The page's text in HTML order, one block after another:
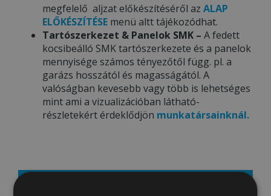
megfelelő aljzat előkészítéséről az ALAP
ELŐKÉSZÍTÉSE menü altt tájékozódhat.
Tartószerkezet & Panelok SMK – A fedett
kocsibeálló SMK tartószerkezete és a panelok
mennyisége számos tényezőtől függ. pl. a
garázs hosszától és magasságától. A
valóságban kevesebb vagy több is lehetséges
mint ami a vizualizációban látható-
részletekért érdeklődjön munkatársainknál.